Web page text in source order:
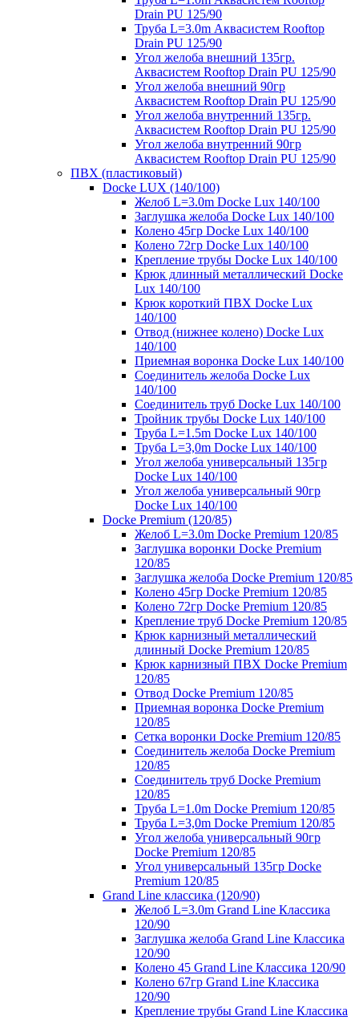
Drain PU 125/90
Труба L=3.0m Аквасистем Rooftop
Drain PU 125/90
Угол желоба внешний 135гр.
Аквасистем Rooftop Drain PU 125/90
Угол желоба внешний 90гр
Аквасистем Rooftop Drain PU 125/90
Угол желоба внутренний 135гр.
Аквасистем Rooftop Drain PU 125/90
Угол желоба внутренний 90гр
Аквасистем Rooftop Drain PU 125/90
ПВХ (пластиковый)
Docke LUX (140/100)
Желоб L=3.0m Docke Lux 140/100
Заглушка желоба Docke Lux 140/100
Колено 45гр Docke Lux 140/100
Колено 72гр Docke Lux 140/100
Крепление трубы Docke Lux 140/100
Крюк длинный металлический Docke
Lux 140/100
Крюк короткий ПВХ Docke Lux
140/100
Отвод (нижнее колено) Docke Lux
140/100
Приемная воронка Docke Lux 140/100
Соединитель желоба Docke Lux
140/100
Соединитель труб Docke Lux 140/100
Тройник трубы Docke Lux 140/100
Труба L=1.5m Docke Lux 140/100
Труба L=3,0m Docke Lux 140/100
Угол желоба универсальный 135гр
Docke Lux 140/100
Угол желоба универсальный 90гр
Docke Lux 140/100
Docke Premium (120/85)
Желоб L=3.0m Docke Premium 120/85
Заглушка воронки Docke Premium
120/85
Заглушка желоба Docke Premium 120/85
Колено 45гр Docke Premium 120/85
Колено 72гр Docke Premium 120/85
Крепление труб Docke Premium 120/85
Крюк карнизный металлический
длинный Docke Premium 120/85
Крюк карнизный ПВХ Docke Premium
120/85
Отвод Docke Premium 120/85
Приемная воронка Docke Premium
120/85
Сетка воронки Docke Premium 120/85
Соединитель желоба Docke Premium
120/85
Соединитель труб Docke Premium
120/85
Труба L=1.0m Docke Premium 120/85
Труба L=3,0m Docke Premium 120/85
Угол желоба универсальный 90гр
Docke Premium 120/85
Угол универсальный 135гр Docke
Premium 120/85
Grand Line классика (120/90)
Желоб L=3.0m Grand Line Классика
120/90
Заглушка желоба Grand Line Классика
120/90
Колено 45 Grand Line Классика 120/90
Колено 67гр Grand Line Классика
120/90
Крепление трубы Grand Line Классика